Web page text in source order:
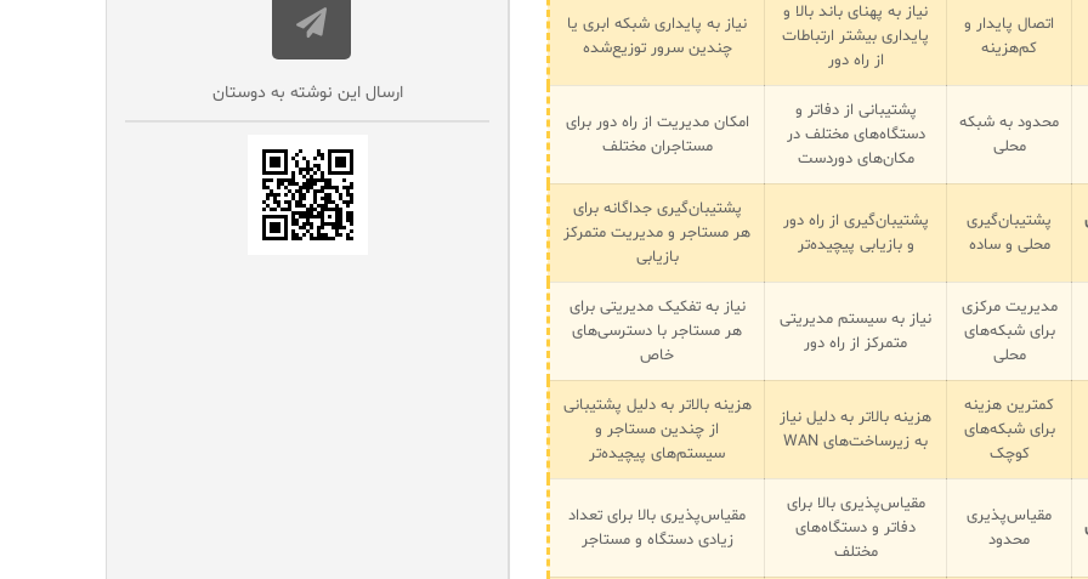
اتصال پایدار و
کم‌هزینه
نیاز به پهنای باند بالا و
پایداری بیشتر ارتباطات
از راه دور
نیاز به پایداری شبکه ابری یا
چندین سرور توزیع‌شده
محدود به شبکه
محلی
پشتیبانی از دفاتر و
دستگاه‌های مختلف در
مکان‌های دوردست
امکان مدیریت از راه دور برای
مستاجران مختلف
پشتیبان‌گیری
محلی و ساده
پشتیبان‌گیری از راه دور
و بازیابی پیچیده‌تر
پشتیبان‌گیری جداگانه برای
هر مستاجر و مدیریت متمرکز
بازیابی
مدیریت مرکزی
برای شبکه‌های
محلی
نیاز به سیستم مدیریتی
متمرکز از راه دور
نیاز به تفکیک مدیریتی برای
هر مستاجر با دسترسی‌های
خاص
کمترین هزینه
برای شبکه‌های
کوچک
هزینه بالاتر به دلیل نیاز
به زیرساخت‌های WAN
هزینه بالاتر به دلیل پشتیبانی
از چندین مستاجر و
سیستم‌های پیچیده‌تر
مقیاس‌پذیری
محدود
مقیاس‌پذیری بالا برای
دفاتر و دستگاه‌های
مختلف
مقیاس‌پذیری بالا برای تعداد
زیادی دستگاه و مستاجر
ارسال این نوشته به دوستان‌